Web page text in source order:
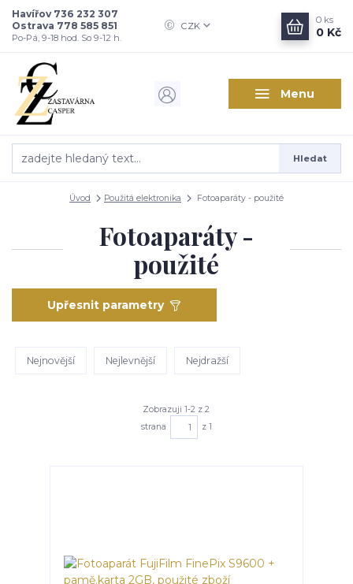
Menu
CZK
Hledat
Havířov 736 232 307
Ostrava 778 585 851
Po-Pá, 9-18 hod. So 9-12 h.
0 ks
0 Kč
Úvod Použitá elektronika Fotoaparáty - použité
Fotoaparáty -
použité
Upřesnit parametry
Nejnovější Nejlevnější Nejdražší
Zobrazuji 1-2 z 2
strana
z 1